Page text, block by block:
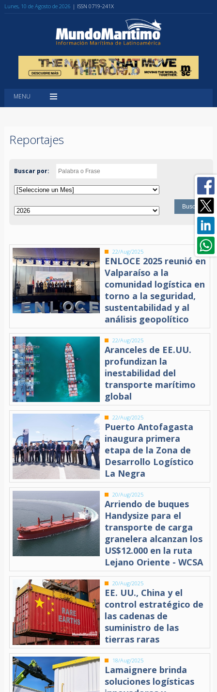
Lunes, 10 de Agosto de 2026 | ISSN 0719-241X
MENU
Reportajes
Buscar por:
22/Aug/2025
ENLOCE 2025 reunió en
Valparaíso a la
comunidad logística en
torno a la seguridad,
sustentabilidad y al
análisis geopolítico
22/Aug/2025
Aranceles de EE.UU.
profundizan la
inestabilidad del
transporte marítimo
global
22/Aug/2025
Puerto Antofagasta
inaugura primera
etapa de la Zona de
Desarrollo Logístico
La Negra
20/Aug/2025
Arriendo de buques
Handysize para el
transporte de carga
granelera alcanzan los
US$12.000 en la ruta
Lejano Oriente - WCSA
20/Aug/2025
EE. UU., China y el
control estratégico de
las cadenas de
suministro de las
tierras raras
18/Aug/2025
Lamaignere brinda
soluciones logísticas